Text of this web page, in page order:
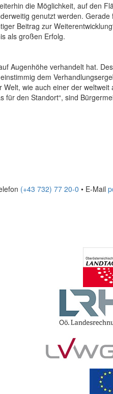
die Möglichkeit, auf den
genutzt werden.
Beitrag zur
als großen Erfolg.
Augenhöhe verhandelt hat.
dem
wie auch einer der
den Standort“, sind
(+43 732) 77 20-0 • E-Mail